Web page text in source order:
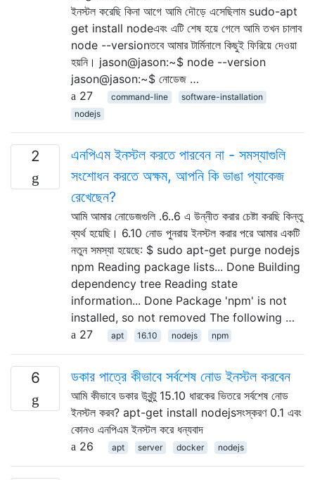
ইনস্টল করেছি কিনা আগে আমি দৌড়ে এসেছিলাম sudo-apt
get install nodeএবং এটি শেষ হয়ে গেলে আমি তখন চালাব
node --versionতবে আমার টার্মিনালে কিছুই ফিরিয়ে দেওয়া
হয়নি। jason@jason:~$ node --version
jason@jason:~$ নোডেজ …
27
command-line
software-installation
nodejs
2
এনপিএম ইনস্টল করতে পারবেন না - সমস্যাগুলি
সংশোধন করতে অক্ষম, আপনি কি ভাঙা প্যাকেজ
রেখেছেন?
আমি আমার নোডেজগুলি .6..6 এ উন্নীত করার চেষ্টা করছি কিন্তু
ব্যর্থ হয়েছি। 6.10 নোড পুনরায় ইনস্টল করার পরে আমার একটি
নতুন সমস্যা হয়েছে: $ sudo apt-get purge nodejs
npm Reading package lists... Done Building
dependency tree Reading state
information... Done Package 'npm' is not
installed, so not removed The following …
27
apt 16.10 nodejs npm
6 ডকার পাত্রে কীভাবে সর্বশেষ নোড ইনস্টল করবেন
আমি কীভাবে ডকার উবুন্টু 15.10 ধারকের ভিতরে সর্বশেষ নোড
ইনস্টল করব? apt-get install nodejsসংস্করণ 0.1 এবং
কোনও এনপিএম ইনস্টল করে ধন্যবাদ
26
apt server docker nodejs